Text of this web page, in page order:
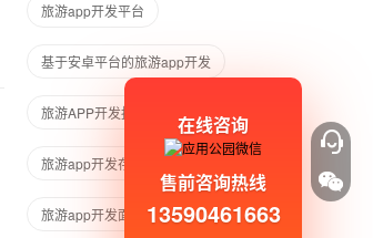
旅游app开发平台
基于安卓平台的旅游app开发
旅游APP开发报价
旅游app开发存在的风险
旅游app开发面临的风险
在线咨询
售前咨询热线
13590461663